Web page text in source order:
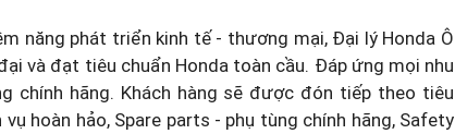
năng phát triển kinh tế - thương mại, Đại lý Honda Ô
và đạt tiêu chuẩn Honda toàn cầu. Đáp ứng mọi nhu
chính hãng. Khách hàng sẽ được đón tiếp theo tiêu
hoàn hảo, Spare parts - phụ tùng chính hãng, Safety